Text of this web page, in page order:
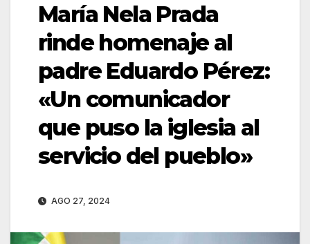
María Nela Prada
rinde homenaje al
padre Eduardo Pérez:
«Un comunicador
que puso la iglesia al
servicio del pueblo»
AGO 27, 2024